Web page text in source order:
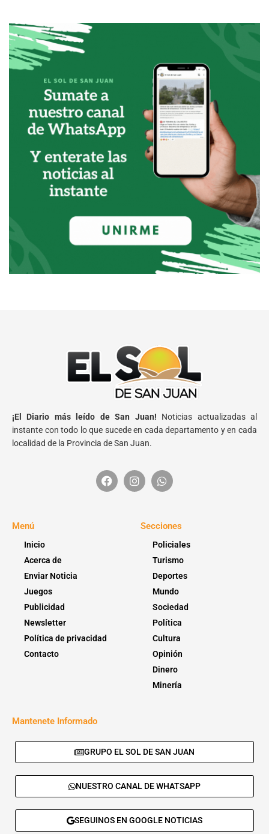
¡El Diario más leído de San Juan! Noticias actualizadas al
instante con todo lo que sucede en cada departamento y en cada
localidad de la Provincia de San Juan.
Menú
Inicio
Acerca de
Enviar Noticia
Juegos
Publicidad
Newsletter
Política de privacidad
Contacto
Secciones
Policiales
Turismo
Deportes
Mundo
Sociedad
Política
Cultura
Opinión
Dinero
Minería
Mantenete Informado
GRUPO EL SOL DE SAN JUAN
NUESTRO CANAL DE WHATSAPP
SEGUINOS EN GOOGLE NOTICIAS